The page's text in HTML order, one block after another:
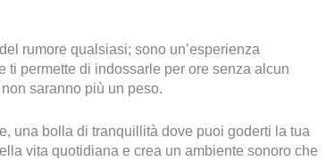
rumore qualsiasi; sono un’esperienza
ti permette di indossarle per ore senza alcun
saranno più un peso.
una bolla di tranquillità dove puoi goderti la tua
vita quotidiana e crea un ambiente sonoro che